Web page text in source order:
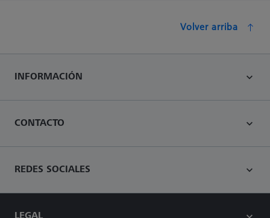
Volver arriba
INFORMACIÓN
CONTACTO
REDES SOCIALES
LEGAL